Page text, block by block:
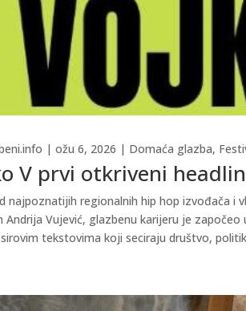
V prvi otkriveni
|ožu 6, 2026 | Domaća glazba,
najpoznatijih regionalnih hip hop izvođača i
Andrija Vujević, glazbenu karijeru je
tekstovima koji seciraju društvo,